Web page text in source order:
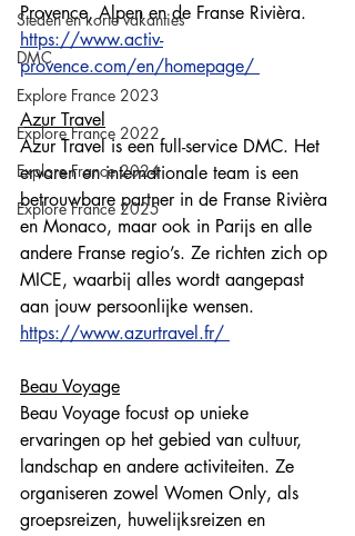
Steden en korte vakanties
DMC
Explore France 2023
Explore France 2022
Explore France 2024
Explore France 2025
Provence, Alpen en de Franse Rivièra.
https://www.activ-
provence.com/en/homepage/
Azur Travel
Azur Travel is een full-service DMC. Het
ervaren en internationale team is een
betrouwbare partner in de Franse Rivièra
en Monaco, maar ook in Parijs en alle
andere Franse regio’s. Ze richten zich op
MICE, waarbij alles wordt aangepast
aan jouw persoonlijke wensen.
https://www.azurtravel.fr/
Beau Voyage
Beau Voyage focust op unieke
ervaringen op het gebied van cultuur,
landschap en andere activiteiten. Ze
organiseren zowel Women Only, als
groepsreizen, huwelijksreizen en